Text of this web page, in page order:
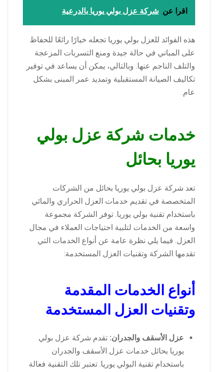
اقرا عن شركة عزل بولي يوريا بالدرعية
هذه الفوائد للعزل بولي يوريا تجعله خيارًا رائعًا للحفاظ
على المباني في حالة جيدة ومنع التسربات المزعجة
والتلف الناجم عنها. وبالتالي، يمكن أن يساعد في توفير
تكاليف الصيانة المستقبلية وتمديد عمر المبنى بشكل
عام.
خدمات شركة عزل بولي
يوريا بحائل
تعد شركة عزل بولي يوريا بحائل من الشركات
المتخصصة في تقديم خدمات العزل الحراري والمائي
باستخدام تقنية بولي يوريا. توفر الشركة مجموعة
واسعة من الخدمات لتلبية احتياجات العملاء في مجال
العزل. فيما يلي نظرة عامة عن أنواع الخدمات التي
تقدمها الشركة وتقنيات العزل المستخدمة:
أنواع الخدمات المقدمة
وتقنيات العزل المستخدمة
عزل الأسقف والجدران: تقدم شركة عزل بولي
يوريا بحائل خدمات عزل الأسقف والجدران
باستخدام تقنية البولي يوريا. تعتبر تلك التقنية فعالة